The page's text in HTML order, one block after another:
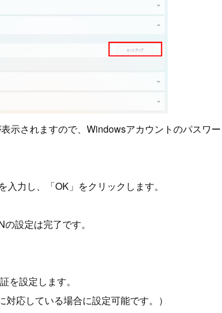
示されますので、Windowsアカウントのパスワ
力し、「OK」をクリックします。
設定は完了です。
を設定します。
対応している場合に設定可能です。）